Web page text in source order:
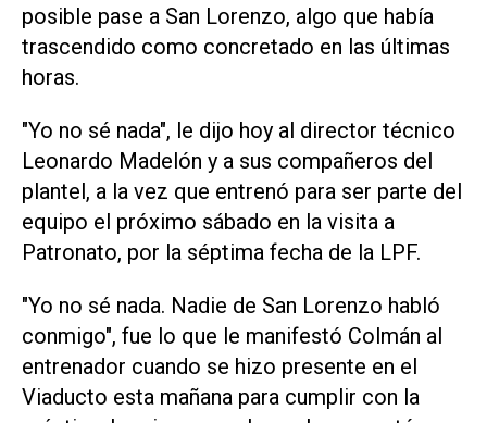
posible pase a San Lorenzo, algo que había
trascendido como concretado en las últimas
horas.
"Yo no sé nada", le dijo hoy al director técnico
Leonardo Madelón y a sus compañeros del
plantel, a la vez que entrenó para ser parte del
equipo el próximo sábado en la visita a
Patronato, por la séptima fecha de la LPF.
"Yo no sé nada. Nadie de San Lorenzo habló
conmigo", fue lo que le manifestó Colmán al
entrenador cuando se hizo presente en el
Viaducto esta mañana para cumplir con la